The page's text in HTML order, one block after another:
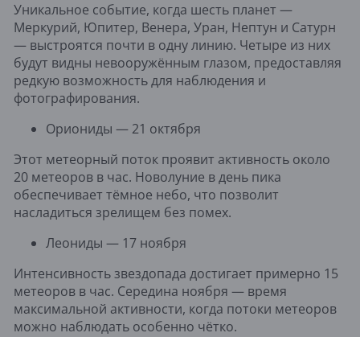
Уникальное событие, когда шесть планет —
Меркурий, Юпитер, Венера, Уран, Нептун и Сатурн
— выстроятся почти в одну линию. Четыре из них
будут видны невооружённым глазом, предоставляя
редкую возможность для наблюдения и
фотографирования.
Ориониды — 21 октября
Этот метеорный поток проявит активность около
20 метеоров в час. Новолуние в день пика
обеспечивает тёмное небо, что позволит
насладиться зрелищем без помех.
Леониды — 17 ноября
Интенсивность звездопада достигает примерно 15
метеоров в час. Середина ноября — время
максимальной активности, когда потоки метеоров
можно наблюдать особенно чётко.